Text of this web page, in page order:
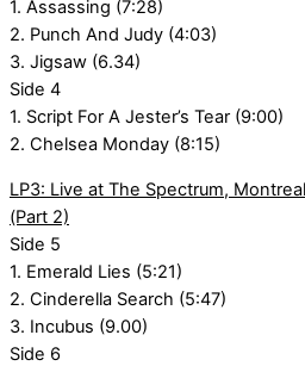
1. Assassing (7:28)
2. Punch And Judy (4:03)
3. Jigsaw (6.34)
Side 4
1. Script For A Jester’s Tear (9:00)
2. Chelsea Monday (8:15)
LP3: Live at The Spectrum,
(Part 2)
Side 5
1. Emerald Lies (5:21)
2. Cinderella Search (5:47)
3. Incubus (9.00)
Side 6